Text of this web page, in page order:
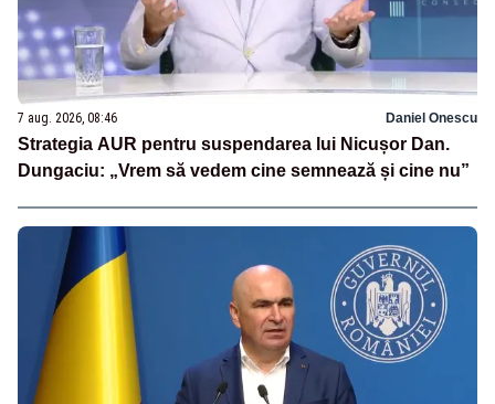
7 aug. 2026, 08:46 Daniel Onescu
Strategia AUR pentru suspendarea lui Nicușor Dan.
Dungaciu: „Vrem să vedem cine semnează și cine nu”